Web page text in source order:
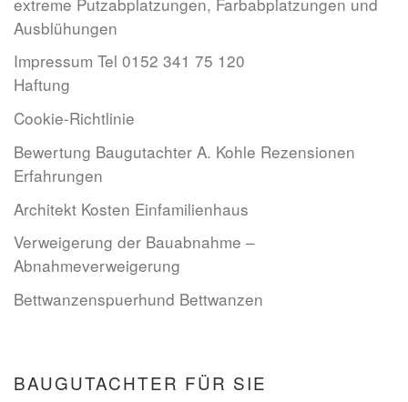
Ausblühungen
Impressum Tel 0152 341 75 120
Haftung
Cookie-Richtlinie
Bewertung Baugutachter A. Kohle Rezensionen
Erfahrungen
Architekt Kosten Einfamilienhaus
Verweigerung der Bauabnahme –
Abnahmeverweigerung
Bettwanzenspuerhund Bettwanzen
BAUGUTACHTER FÜR SIE